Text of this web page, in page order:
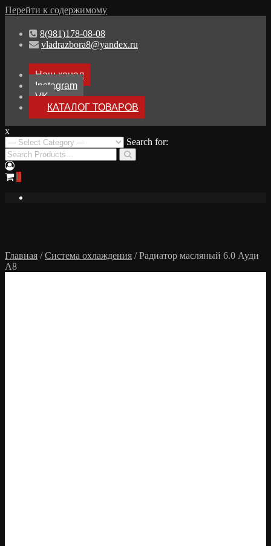
Перейти к содержимому
8(981)178-08-08
vladrazbora8@yandex.ru
Наш канал
Instagram
VK
КАТАЛОГ ТОВАРОВ
Разбор Ауди А8
Разборка Audi A8 D3
x
Search for:
0
Главная /Система охлаждения / Радиатор масляный 6.0 Ауди
А8